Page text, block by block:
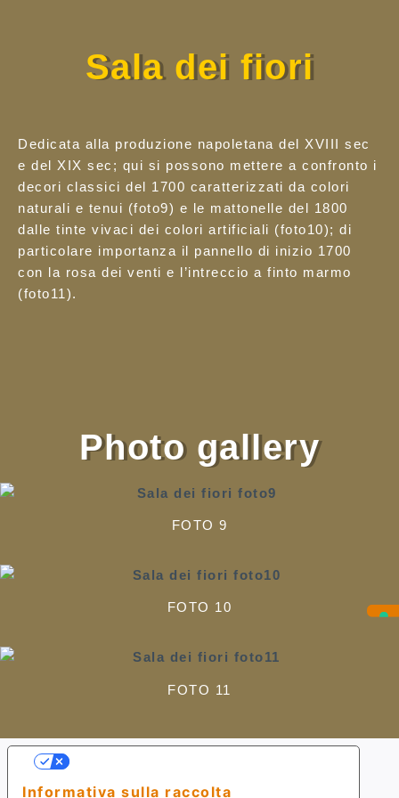
Sala dei fiori
Dedicata alla produzione napoletana del XVIII sec
e del XIX sec; qui si possono mettere a confronto i
decori classici del 1700 caratterizzati da colori
naturali e tenui (foto9) e le mattonelle del 1800
dalle tinte vivaci dei colori artificiali (foto10); di
particolare importanza il pannello di inizio 1700
con la rosa dei venti e l’intreccio a finto marmo
(foto11).
Photo gallery
FOTO 9
FOTO 10
FOTO 11
Informativa sulla raccolta
Le tue preferenze relative alla privacy